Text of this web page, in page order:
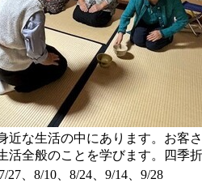
近な生活の中にあります。お客
活全般のことを学びます。四季
27、8/10、8/24、9/14、9/28